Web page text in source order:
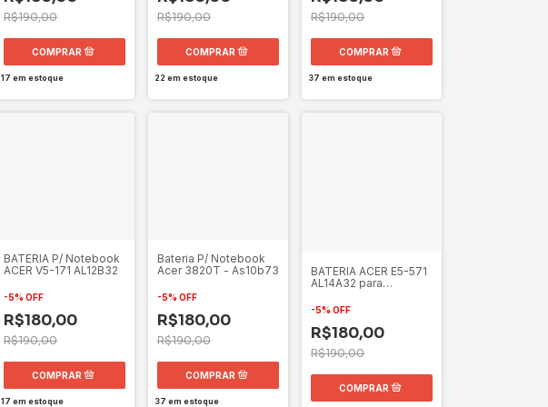
R$190,00
17 em estoque
R$190,00
22 em estoque
R$190,00
37 em estoque
BATERIA P/ Notebook
ACER V5-171 AL12B32
-5% OFF
R$180,00
R$190,00
17 em estoque
Bateria P/ Notebook
Acer 3820T - As10b73
-5% OFF
R$180,00
R$190,00
37 em estoque
BATERIA ACER E5-571
AL14A32 para
-5% OFF
R$180,00
R$190,00